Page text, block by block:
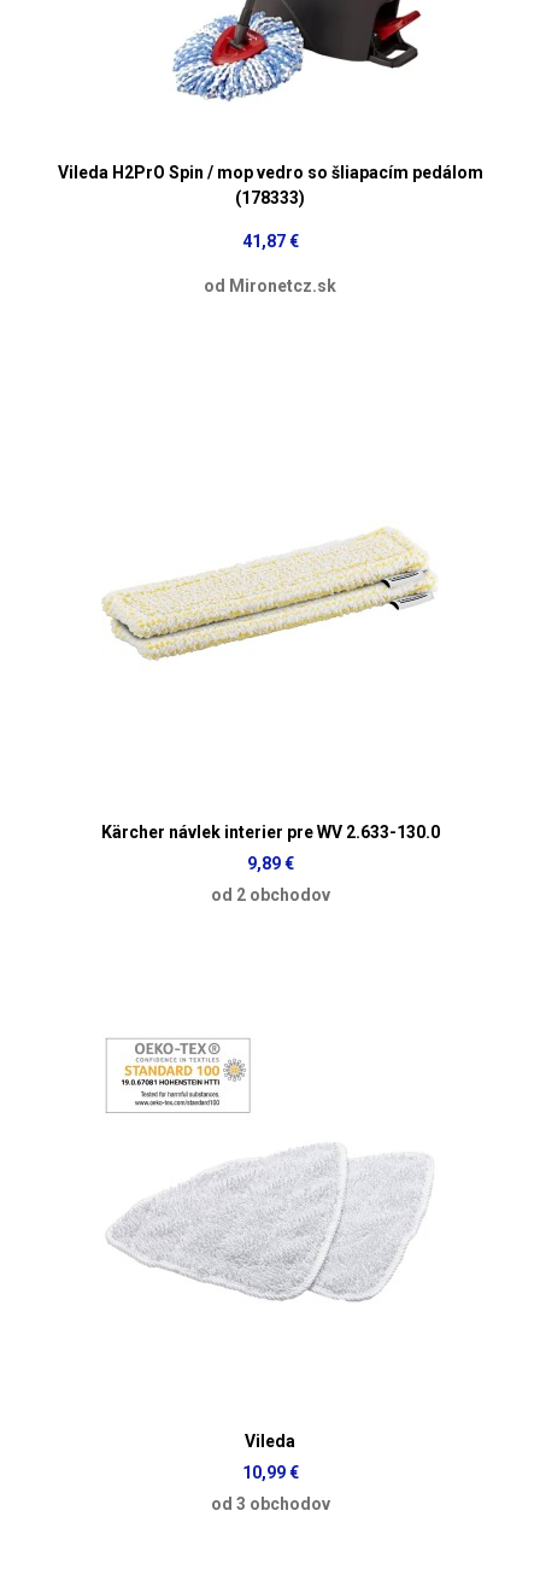
Vileda H2PrO Spin / mop vedro so šliapacím pedálom
(178333)
41,87 €
od Mironetcz.sk
Kärcher návlek interier pre WV 2.633-130.0
9,89 €
od 2 obchodov
Vileda
10,99 €
od 3 obchodov